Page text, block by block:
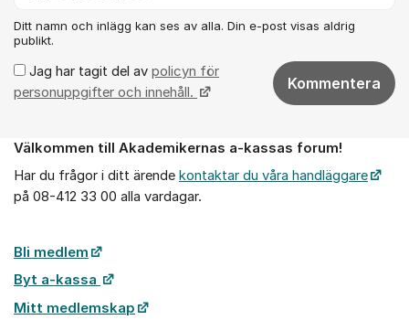
Ditt namn och inlägg kan ses av alla. Din e-post visas aldrig
publikt.
Jag har tagit del av policyn för
personuppgifter och innehåll.
Kommentera
Om forumet
Välkommen till Akademikernas a-kassas forum!
Har du frågor i ditt ärende kontaktar du våra handläggare
på 08-412 33 00 alla vardagar.
Bli medlem
Byt a-kassa
Mitt medlemskap